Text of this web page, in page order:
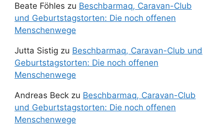
Beate Föhles zu Beschbarmaq, Caravan-Club
und Geburtstagstorten: Die noch offenen
Menschenwege
Jutta Sistig zu Beschbarmaq, Caravan-Club und
Geburtstagstorten: Die noch offenen
Menschenwege
Andreas Beck zu Beschbarmaq, Caravan-Club
und Geburtstagstorten: Die noch offenen
Menschenwege